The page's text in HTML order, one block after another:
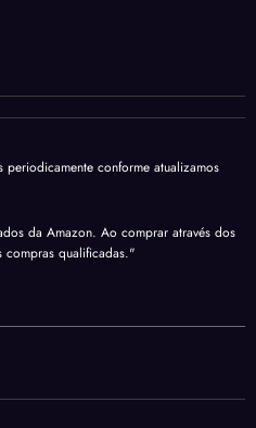
conforme atualizamos
da Amazon. Ao comprar através dos
compras qualificadas."